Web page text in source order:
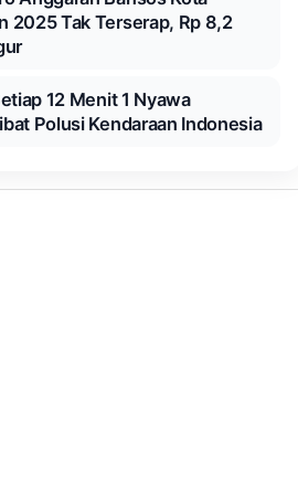
2025 Tak Terserap, Rp 8,2
12 Menit 1 Nyawa
Polusi Kendaraan Indonesia